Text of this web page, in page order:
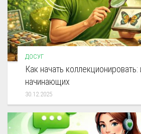
ДОСУГ
Как начать
начинающих
30.12.2025